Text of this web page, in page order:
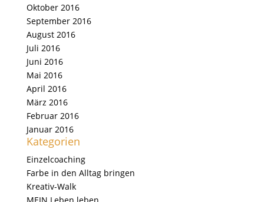
Oktober 2016
September 2016
August 2016
Juli 2016
Juni 2016
Mai 2016
April 2016
März 2016
Februar 2016
Januar 2016
Kategorien
Einzelcoaching
Farbe in den Alltag bringen
Kreativ-Walk